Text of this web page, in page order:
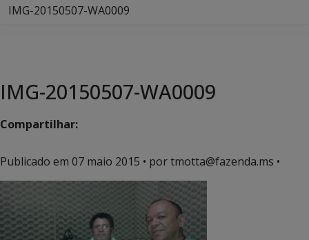
IMG-20150507-WA0009
IMG-20150507-WA0009
Compartilhar:
Publicado em 07 maio 2015 • por tmotta@fazenda.ms •